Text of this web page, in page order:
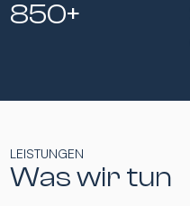
850+
LEISTUNGEN
Was wir tun